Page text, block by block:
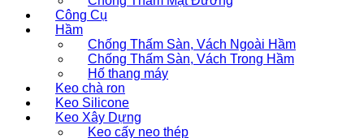
Công Cụ
Hầm
Chống Thấm Sàn, Vách Ngoài Hầm
Chống Thấm Sàn, Vách Trong Hầm
Hố thang máy
Keo chà ron
Keo Silicone
Keo Xây Dựng
Keo cấy neo thép